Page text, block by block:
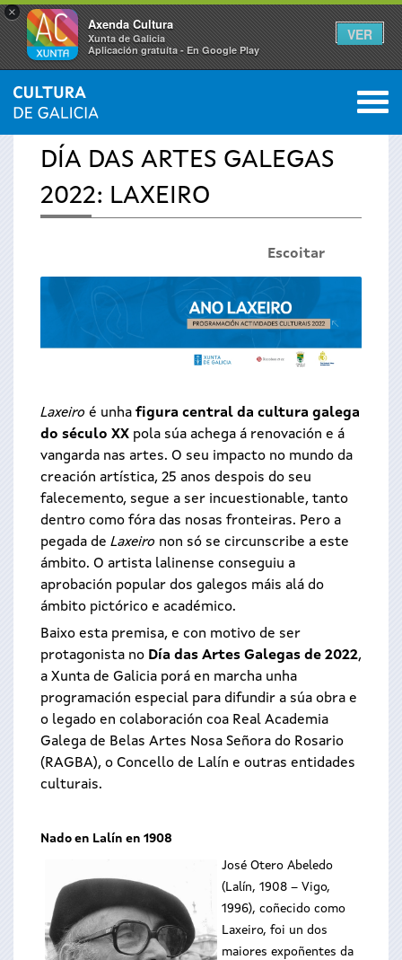
×
Axenda Cultura
Xunta de Galicia
Aplicación gratuíta - En Google Play
VER
Vostede
aquí
INICIO › ESPECIAIS 0
DÍA DAS ARTES GALEGAS
2022: LAXEIRO
Escoitar
Laxeiro é unha figura central da cultura galega
do século XX pola súa achega á renovación e á
vangarda nas artes. O seu impacto no mundo da
creación artística, 25 anos despois do seu
falecemento, segue a ser incuestionable, tanto
dentro como fóra das nosas fronteiras. Pero a
pegada de Laxeiro non só se circunscribe a este
ámbito. O artista lalinense conseguiu a
aprobación popular dos galegos máis alá do
ámbito pictórico e académico.
Baixo esta premisa, e con motivo de ser
protagonista no Día das Artes Galegas de 2022,
a Xunta de Galicia porá en marcha unha
programación especial para difundir a súa obra e
o legado en colaboración coa Real Academia
Galega de Belas Artes Nosa Señora do Rosario
(RAGBA), o Concello de Lalín e outras entidades
culturais.
Nado en Lalín en 1908
José Otero Abeledo
(Lalín, 1908 – Vigo,
1996), coñecido como
Laxeiro, foi un dos
maiores expoñentes da